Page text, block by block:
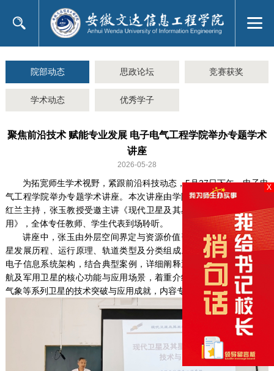
X
院部动态 思政论坛 竞赛获奖
学术动态 优秀学子
聚焦前沿技术 赋能专业发展 电子电气工程学院举办专题学术
讲座
2026-05-28
为拓宽师生学术视野，紧跟前沿科技动态，5月27日下午，电子电
气工程学院举办专题学术讲座。本次讲座由学院党总支书记兼院长杨
红兰主持，张玉教授受邀主讲《现代卫星及其星载电子信息技术与应
用》，全体专任教师、学生代表到场聆听。
讲座中，张玉由外层空间界定与资源价值引入，系统梳理人造卫
星发展历程、运行原理、轨道类型及分类组成。他深入浅出讲解星载
电子信息系统架构，结合典型案例，详细阐释通信、气象、资源、导
航及军用卫星的核心功能与应用场景，着重介绍我国北斗导航、风云
气象等系列卫星的技术突破与应用成就，内容专业详实、通俗易懂。